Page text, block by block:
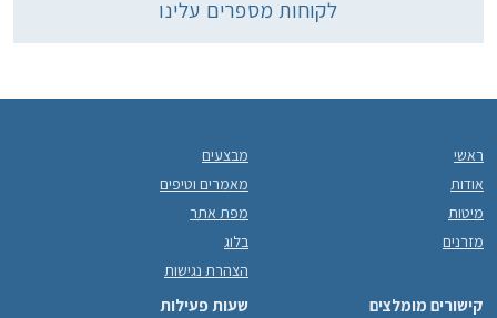
לקוחות מספרים עלינו
ראשי
אודות
מיטות
מזרנים
מבצעים
מאמרים וטיפים
מפת אתר
בלוג
הצהרת נגישות
קישורים מומלצים שעות פעילות